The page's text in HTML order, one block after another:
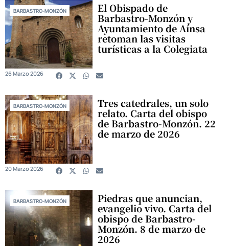
BARBASTRO-MONZÓN El Obispado de
Barbastro-Monzón y
Ayuntamiento de Aínsa
retoman las visitas
turísticas a la Colegiata
26 Marzo 2026
BARBASTRO-MONZÓN Tres catedrales, un solo
relato. Carta del obispo
de Barbastro-Monzón. 22
de marzo de 2026
20 Marzo 2026
BARBASTRO-MONZÓN Piedras que anuncian,
evangelio vivo. Carta del
obispo de Barbastro-
Monzón. 8 de marzo de
2026